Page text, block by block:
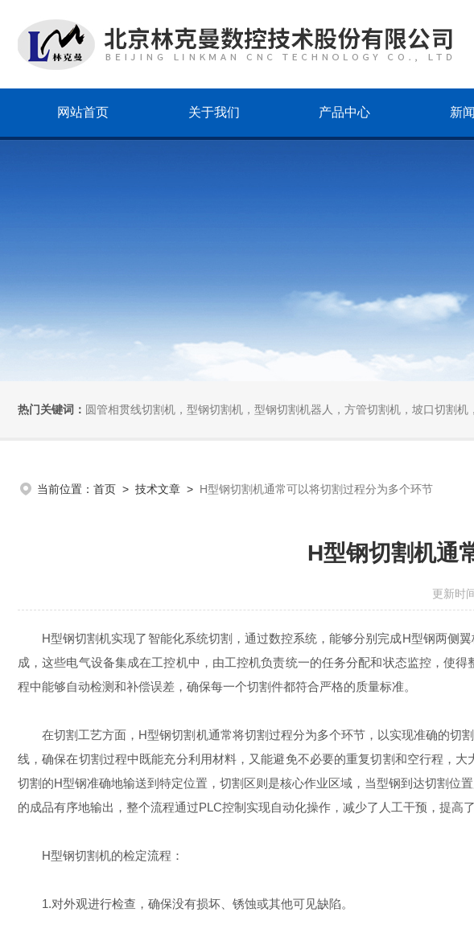
网站首页 关于我们 产品中心 新
热门关键词： 圆管相贯线切割机，型钢切割机，型钢切割机器人，方管切割机，坡口切割机，船舶及建筑车
当前位置： 首页 > 技术文章 > H型钢切割机通常可以将切割过程分为多个环节
H型钢切割机通
更新时
H型钢切割机实现了智能化系统切割，通过数控系统，能够分别完成H型钢两侧翼
成，这些电气设备集成在工控机中，由工控机负责统一的任务分配和状态监控，使
程中能够自动检测和补偿误差，确保每一个切割件都符合严格的质量标准。
在切割工艺方面，H型钢切割机通常将切割过程分为多个环节，以实现准确的切
线，确保在切割过程中既能充分利用材料，又能避免不必要的重复切割和空行程，
切割的H型钢准确地输送到特定位置，切割区则是核心作业区域，当型钢到达切割位
的成品有序地输出，整个流程通过PLC控制实现自动化操作，减少了人工干预，提高
H型钢切割机的检定流程：
1.对外观进行检查，确保没有损坏、锈蚀或其他可见缺陷。